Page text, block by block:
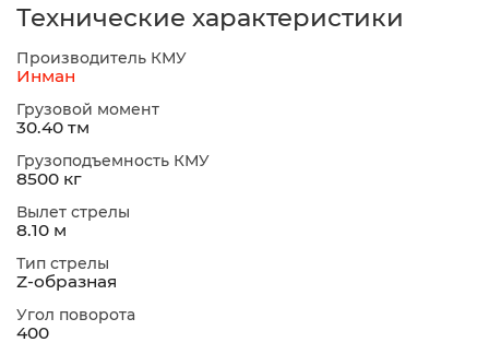
Технические характеристики
Производитель КМУ
Инман
Грузовой момент
30.40 тм
Грузоподъемность КМУ
8500 кг
Вылет стрелы
8.10 м
Тип стрелы
Z-образная
Угол поворота
400